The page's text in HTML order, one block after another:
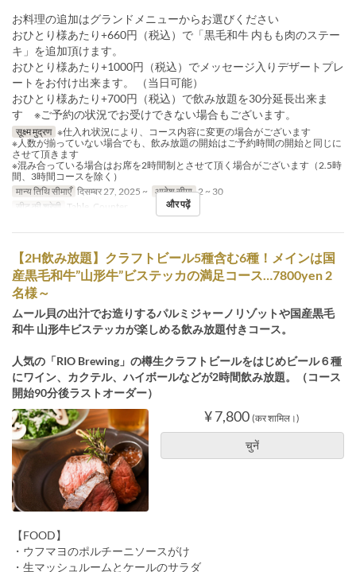
お料理の追加はグランドメニューからお選びください
おひとり様あたり+660円（税込）で「黒毛和牛 内もも肉のステー
キ」を追加頂けます。
おひとり様あたり+1000円（税込）でメッセージ入りデザートプレ
ートをお付け出来ます。 （当日可能）
おひとり様あたり+700円（税込）で飲み放題を30分延長出来ま
す ※ご予約の状況でお受けできない場合もございます。
सूक्ष्म मुद्रण ※仕入れ状況により、コース内容に変更の場合がございます
※人数が揃っていない場合でも、飲み放題の開始はご予約時間の開始と同じに
させて頂きます
※混み合っている場合はお席を2時間制とさせて頂く場合がございます（2.5時
間、3時間コースを除く）
मान्य तिथि सीमाएँ दिसम्बर 27, 2025 ~ आदेश सीमा 2 ~ 30
सीट की श्रेणी Table, Counter और पढ़ें
【2H飲み放題】クラフトビール5種含む6種！メインは国
産黒毛和牛”山形牛”ビステッカの満足コース…7800yen 2
名様～
ムール貝の出汁でお造りするパルミジャーノリゾットや国産黒毛
和牛 山形牛ビステッカが楽しめる飲み放題付きコース。
人気の「RIO Brewing」の樽生クラフトビールをはじめビール６種
にワイン、カクテル、ハイボールなどが2時間飲み放題。（コース
開始90分後ラストオーダー）
¥ 7,800 (कर शामिल।)
चुनें
【FOOD】
・ウフマヨのポルチーニソースがけ
・生マッシュルームとケールのサラダ